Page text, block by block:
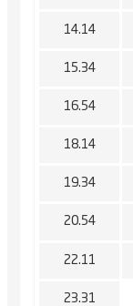
14.14
15.34
16.54
18.14
19.34
20.54
22.11
23.31